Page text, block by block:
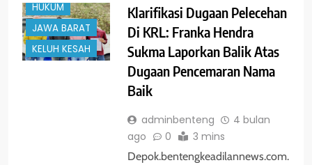
HUKUM
JAWA BARAT
KELUH KESAH
Klarifikasi Dugaan Pelecehan
Di KRL: Franka Hendra
Sukma Laporkan Balik Atas
Dugaan Pencemaran Nama
Baik
adminbenteng
4 bulan
ago
0 3 mins
​Depok.bentengkeadilannews.com.